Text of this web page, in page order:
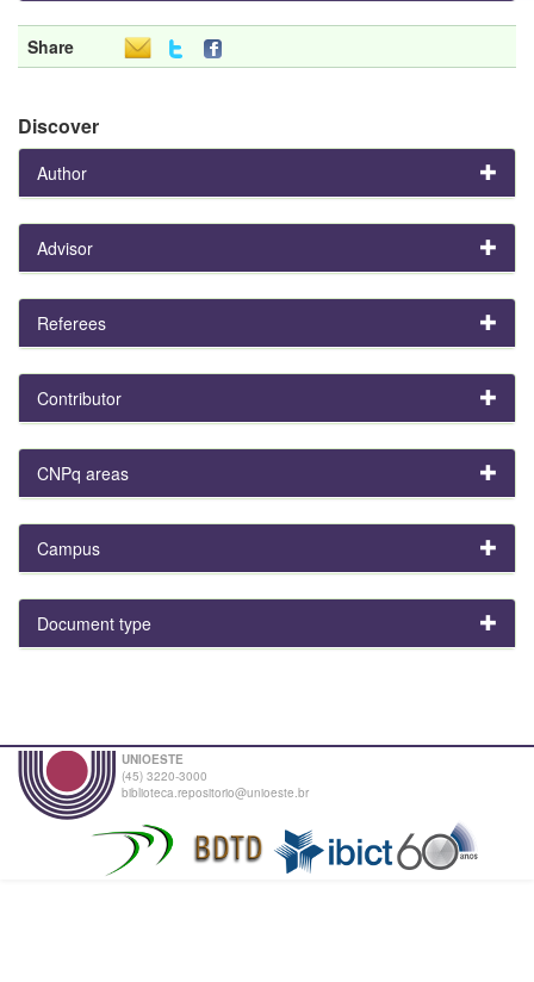
Share
Discover
Author
Advisor
Referees
Contributor
CNPq areas
Campus
Document type
UNIOESTE
(45) 3220-3000
biblioteca.repositorio@unioeste.br